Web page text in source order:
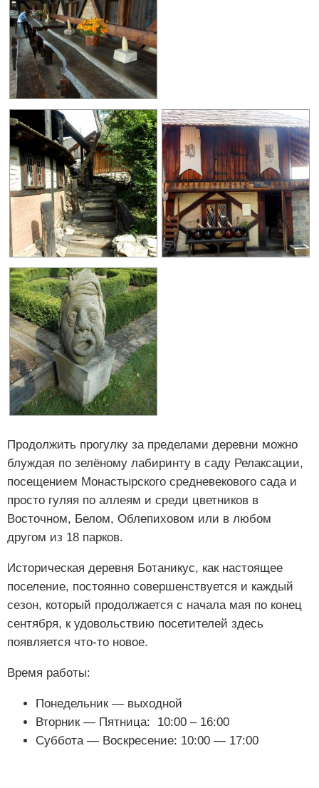
Продолжить прогулку за пределами деревни можно
блуждая по зелёному лабиринту в саду Релаксации,
посещением Монастырского средневекового сада и
просто гуляя по аллеям и среди цветников в
Восточном, Белом, Облепиховом или в любом
другом из 18 парков.
Историческая деревня Ботаникус, как настоящее
поселение, постоянно совершенствуется и каждый
сезон, который продолжается с начала мая по конец
сентября, к удовольствию посетителей здесь
появляется что-то новое.
Время работы:
Понедельник — выходной
Вторник — Пятница: 10:00 – 16:00
Суббота — Воскресение: 10:00 — 17:00